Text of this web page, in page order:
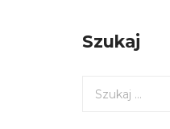
Szukaj